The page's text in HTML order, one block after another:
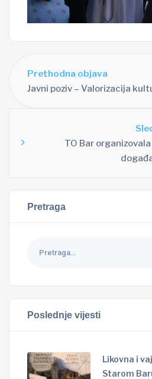
Prethodna objava
Javni poziv – Valorizacija
TO Bar
Pretraga
Poslednje vijesti
Likovna i
Starom